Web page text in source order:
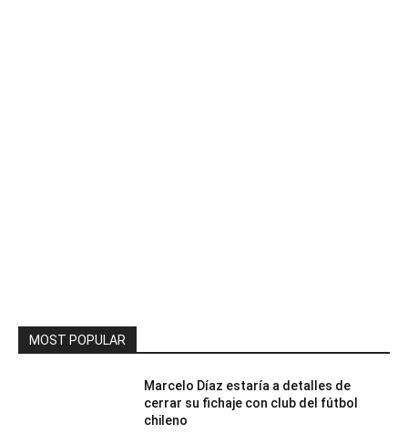
MOST POPULAR
Marcelo Díaz estaría a detalles de
cerrar su fichaje con club del fútbol
chileno